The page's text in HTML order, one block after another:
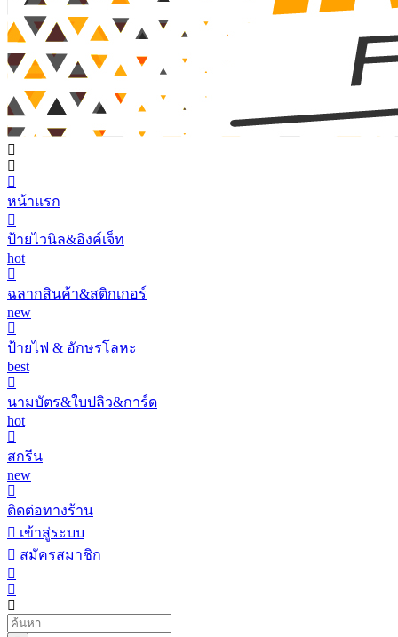
หน้าแรก
ป้ายไวนิล&อิงค์เจ็ท
hot
ฉลากสินค้า&สติกเกอร์
new
ป้ายไฟ & อักษรโลหะ
best
นามบัตร&ใบปลิว&การ์ด
hot
สกรีน
new
ติดต่อทางร้าน
เข้าสู่ระบบ
สมัครสมาชิก